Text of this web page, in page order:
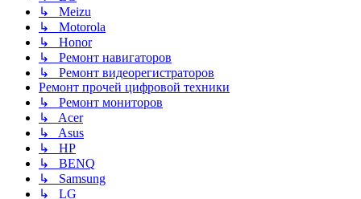
↳ Meizu
↳ Motorola
↳ Honor
↳ Ремонт навигаторов
↳ Ремонт видеорегистраторов
Ремонт прочей цифровой техники
↳ Ремонт мониторов
↳ Acer
↳ Asus
↳ HP
↳ BENQ
↳ Samsung
↳ LG